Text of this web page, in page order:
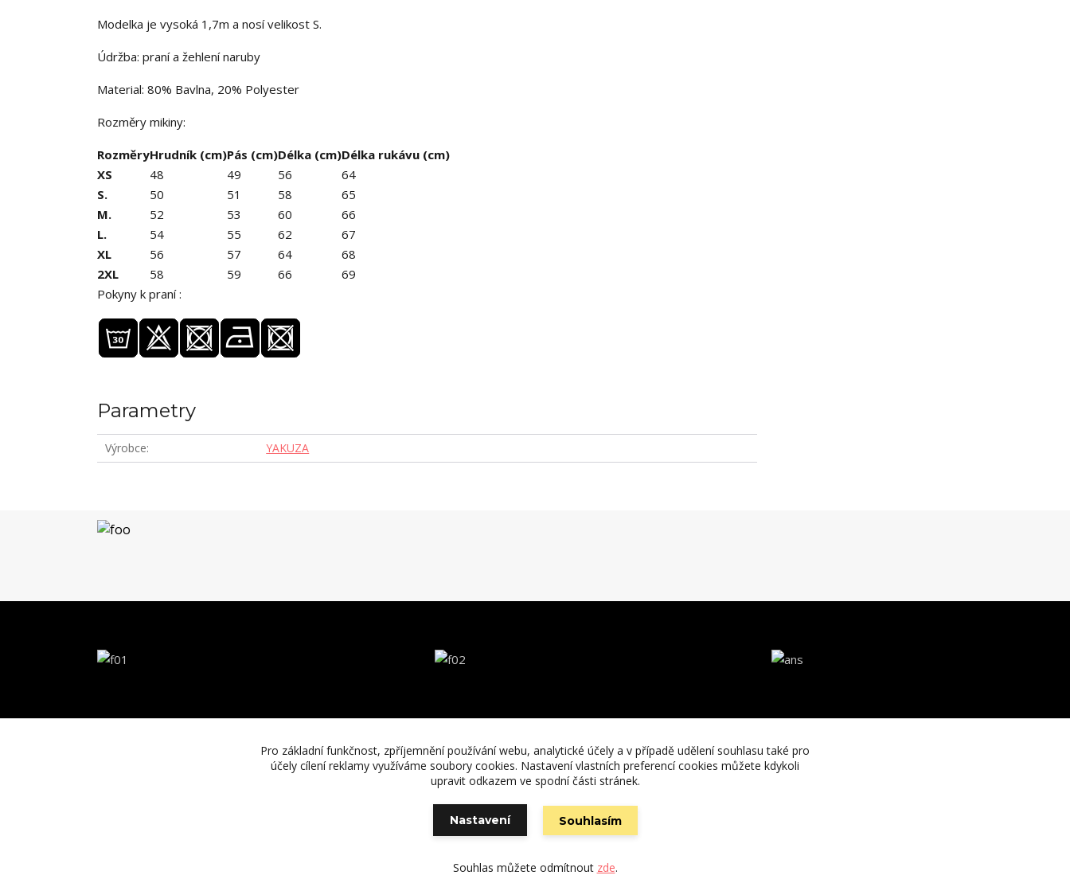
Modelka je vysoká 1,7m a nosí velikost S.
Údržba: praní a žehlení naruby
Material: 80% Bavlna, 20% Polyester
Rozměry mikiny:
RozměryHrudník (cm)Pás (cm)Délka (cm)Délka rukávu (cm)
XS
48 49 56
64
S.
50 51 58
65
M.
52 53 60
66
L.
54 55 62
67
XL
56 57 64
68
2XL
58 59 66
69
Pokyny k praní :
Parametry
Výrobce YAKUZA
Pro základní funkčnost, zpříjemnění používání webu, analytické účely a v případě udělení souhlasu také pro
účely cílení reklamy využíváme soubory cookies. Nastavení vlastních preferencí cookies můžete kdykoli
upravit odkazem ve spodní části stránek.
Nastavení Souhlasím
Souhlas můžete odmítnout zde.